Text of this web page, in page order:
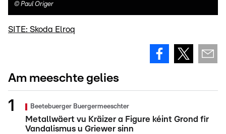
© Paul Origer
SITE: Skoda Elroq
Am meeschte gelies
Beetebuerger Buergermeeschter
Metallwäert vu Kräizer a Figure kéint Grond fir
Vandalismus u Griewer sinn